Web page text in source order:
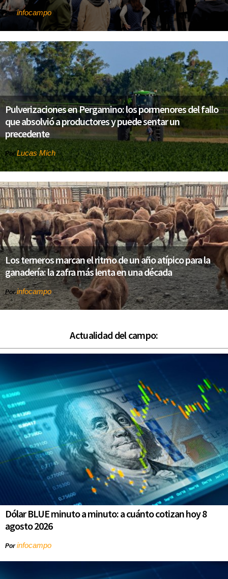
Porinfocampo
Pulverizaciones en Pergamino: los pormenores del fallo
que absolvió a productores y puede sentar un
precedente
Por Lucas Mich
Los terneros marcan el ritmo de un año atípico para la
ganadería: la zafra más lenta en una década
Porinfocampo
Actualidad del campo:
Dólar BLUE minuto a minuto: a cuánto cotizan hoy 8
agosto 2026
Porinfocampo